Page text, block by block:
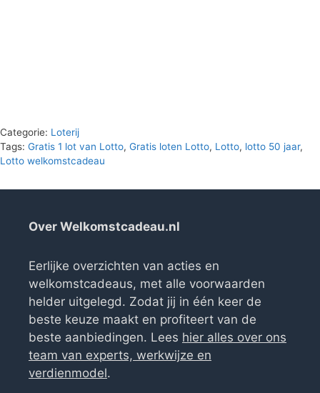
Categorie: Loterij
Tags: Gratis 1 lot van Lotto, Gratis loten Lotto, Lotto, lotto 50 jaar,
Lotto welkomstcadeau
Over Welkomstcadeau.nl
Eerlijke overzichten van acties en
welkomstcadeaus, met alle voorwaarden
helder uitgelegd. Zodat jij in één keer de
beste keuze maakt en profiteert van de
beste aanbiedingen. Lees hier alles over ons
team van experts, werkwijze en
verdienmodel.